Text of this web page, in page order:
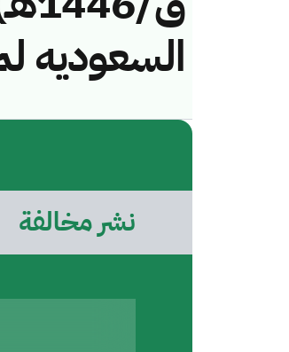
السعوديه
نشر مخالفة